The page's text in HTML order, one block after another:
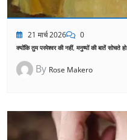
21 मार्च 2026 0
क्योंकि तुम परमेश्वर की नहीं, मनुष्यों की बातें सोचते हो
By Rose Makero